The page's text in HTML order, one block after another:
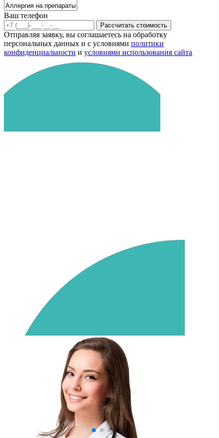
Ваш телефон
Рассчитать стоимость
Отправляя заявку, вы соглашаетесь на обработку
персональных данных и с условиями политики
конфиденциальности и условиями использования сайта